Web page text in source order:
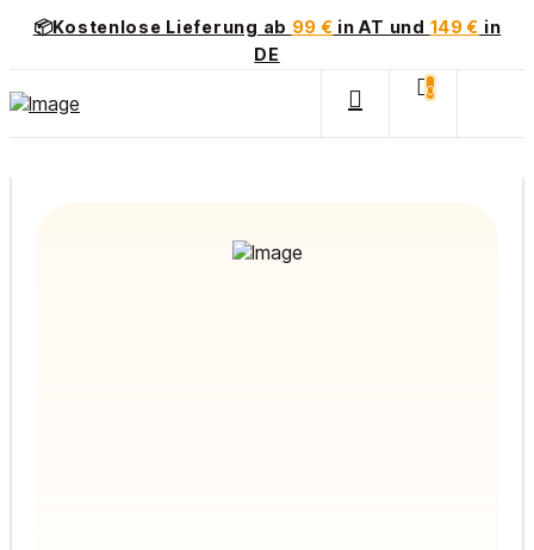
📦Kostenlose Lieferung ab 99 € in AT und 149 € in
DE
0